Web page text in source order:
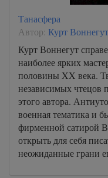
Танасфера
Автор: Курт Воннегут
Курт Воннегут
наиболее ярких
половины XX века.
независимых чтецов
этого автора.
военная тематика и
фирменной сатирой
открыть для себя
неожиданные грани